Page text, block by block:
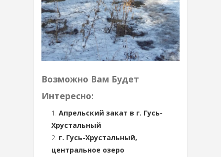
Возможно Вам Будет
Интересно:
Апрельский закат в г. Гусь-
Хрустальный
г. Гусь-Хрустальный,
центральное озеро